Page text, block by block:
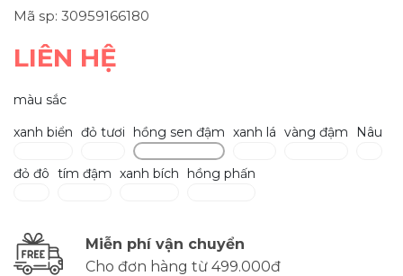
Mã sp: 30959166180
LIÊN HỆ
màu sắc
xanh biển đỏ tươi hồng sen đậm xanh lá vàng đậm Nâu
đỏ đô tím đậm xanh bích hồng phấn
Miễn phí vận chuyển
Cho đơn hàng từ 499.000đ